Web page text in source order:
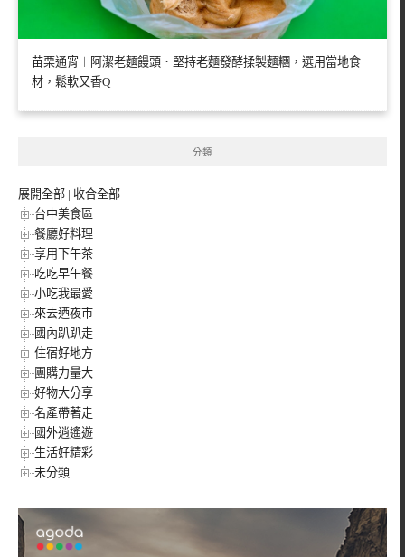
苗栗通宵︱阿潔老麵饅頭．堅持老麵發酵揉製麵糰，選用當地食
材，鬆軟又香Q
分類
展開全部 | 收合全部
台中美食區
餐廳好料理
享用下午茶
吃吃早午餐
小吃我最愛
來去迺夜市
國內趴趴走
住宿好地方
團購力量大
好物大分享
名產帶著走
國外逍遙遊
生活好精彩
未分類